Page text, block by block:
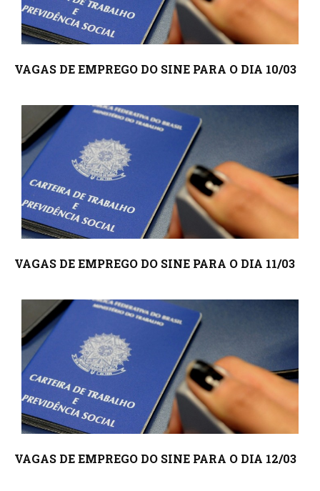
VAGAS DE EMPREGO DO SINE PARA O DIA 10/03
VAGAS DE EMPREGO DO SINE PARA O DIA 11/03
VAGAS DE EMPREGO DO SINE PARA O DIA 12/03